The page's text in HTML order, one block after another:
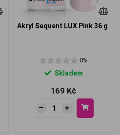
Akryl Sequent LUX Pink 36 g
0%
Skladem
169 Kč